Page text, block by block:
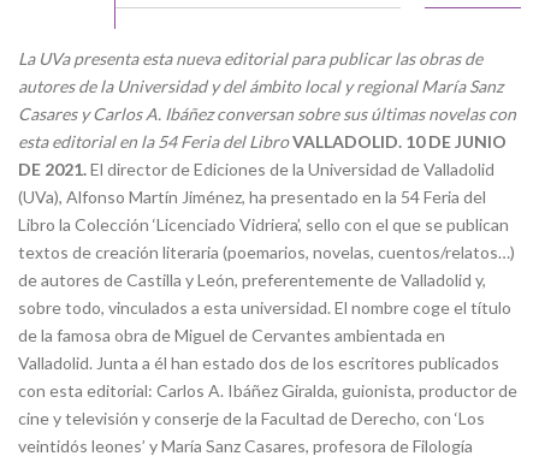
La UVa presenta esta nueva editorial para publicar las obras de
autores de la Universidad y del ámbito local y regional María Sanz
Casares y Carlos A. Ibáñez conversan sobre sus últimas novelas con
esta editorial en la 54 Feria del LibroVALLADOLID. 10 DE JUNIO
DE 2021.El director de Ediciones de la Universidad de Valladolid
(UVa), Alfonso Martín Jiménez, ha presentado en la 54 Feria del
Libro la Colección ‘Licenciado Vidriera’, sello con el que se publican
textos de creación literaria (poemarios, novelas, cuentos/relatos…)
de autores de Castilla y León, preferentemente de Valladolid y,
sobre todo, vinculados a esta universidad. El nombre coge el título
de la famosa obra de Miguel de Cervantes ambientada en
Valladolid. Junta a él han estado dos de los escritores publicados
con esta editorial: Carlos A. Ibáñez Giralda, guionista, productor de
cine y televisión y conserje de la Facultad de Derecho, con ‘Los
veintidós leones’ y María Sanz Casares, profesora de Filología